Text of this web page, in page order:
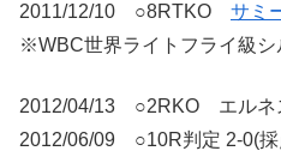
2011/12/10 ○8RTKO サミ
※WBC世界ライトフライ級
2012/04/13 ○2RKO エルネ
2012/06/09 ○10R判定 2-0(